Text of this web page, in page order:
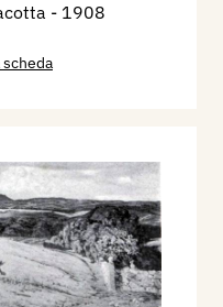
- 1908